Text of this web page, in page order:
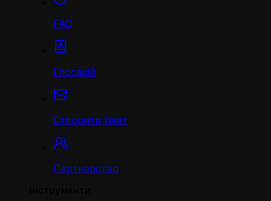
FAQ
Глосарій
Створити тікет
Партнерство